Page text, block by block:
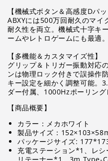
す
す
【機械式ボタン＆高感度Dパッ
ABXYには500万回耐久のマイ
耐久性を両立。機械式十字キ
ームやレトロゲームにも最適。
【多機能＆カスタマイズ性】
グリップ＆トリガー振動対応
ンは物理ロック付きで誤操作
キー設定を細かく調整可能。
ダー付属、1000Hzポーリング
【商品概要】
カラー：メカホワイト
製品サイズ：
パッケージサイズ:
充電ステーション*1、レ